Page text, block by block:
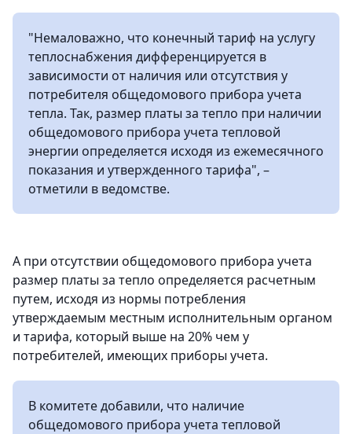
"Немаловажно, что конечный тариф на услугу
теплоснабжения дифференцируется в
зависимости от наличия или отсутствия у
потребителя общедомового прибора учета
тепла. Так, размер платы за тепло при наличии
общедомового прибора учета тепловой
энергии определяется исходя из ежемесячного
показания и утвержденного тарифа", –
отметили в ведомстве.
А при отсутствии общедомового прибора учета
размер платы за тепло определяется расчетным
путем, исходя из нормы потребления
утверждаемым местным исполнительным органом
и тарифа, который выше на 20% чем у
потребителей, имеющих приборы учета.
В комитете добавили, что наличие
общедомового прибора учета тепловой